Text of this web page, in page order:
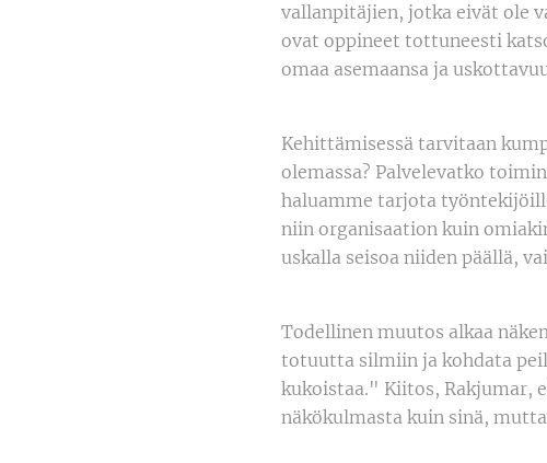
vallanpitäjien, jotka eivät ole
ovat oppineet tottuneesti
omaa asemaansa ja
Kehittämisessä tarvitaan
olemassa? Palvelevatko
haluamme tarjota
niin organisaation kuin
uskalla seisoa niiden päällä,
Todellinen muutos alkaa
totuutta silmiin ja kohdata
kukoistaa." Kiitos, Rakjumar,
näkökulmasta kuin sinä,